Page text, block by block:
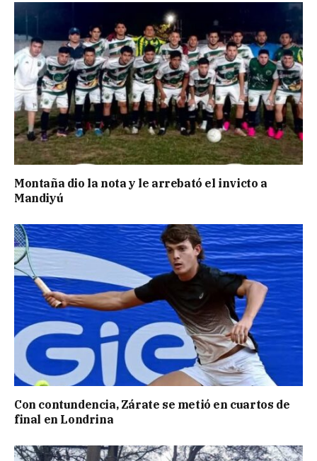
Montaña dio la nota y le arrebató el invicto a
Mandiyú
Con contundencia, Zárate se metió en cuartos de
final en Londrina